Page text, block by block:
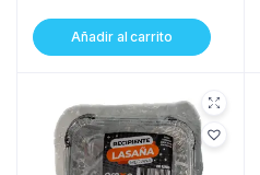
Añadir al carrito